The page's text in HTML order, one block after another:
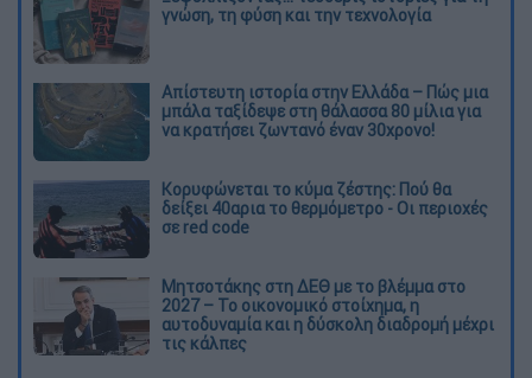
γνώση, τη φύση και την τεχνολογία
Απίστευτη ιστορία στην Ελλάδα – Πώς μια
μπάλα ταξίδεψε στη θάλασσα 80 μίλια για
να κρατήσει ζωντανό έναν 30χρονο!
Κορυφώνεται το κύμα ζέστης: Πού θα
δείξει 40αρια το θερμόμετρο - Οι περιοχές
σε red code
Μητσοτάκης στη ΔΕΘ με το βλέμμα στο
2027 – Το οικονομικό στοίχημα, η
αυτοδυναμία και η δύσκολη διαδρομή μέχρι
τις κάλπες